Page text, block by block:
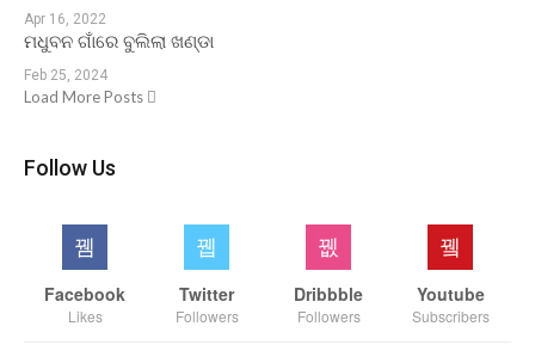
Apr 16, 2022
ମଧୁବନ ଗାଁରେ ବୁଲିଲା ଖଣ୍ଡା
Feb 25, 2024
Load More Posts
Follow Us
Facebook
Likes
Twitter
Followers
Dribbble
Followers
Youtube
Subscribers